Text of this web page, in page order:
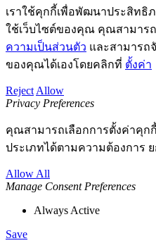
เราใช้คุกกี้เพื่อพัฒนาประสิทธิ
ใช้เว็บไซต์ของคุณ คุณสามาร
ความเป็นส่วนตัว และสามารถ
ของคุณได้เองโดยคลิกที่ ตั้งค่า
Reject Allow
Privacy Preferences
คุณสามารถเลือกการตั้งค่าคุก
ประเภทได้ตามความต้องการ
Allow All
Manage Consent Preferences
Always Active
Save